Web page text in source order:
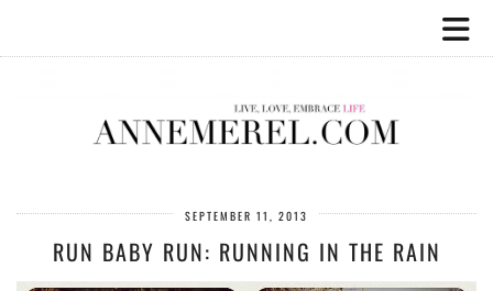
SEPTEMBER 11, 2013
RUN BABY RUN: RUNNING IN THE RAIN